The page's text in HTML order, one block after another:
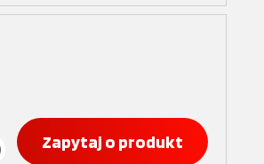
Zapytaj o produkt